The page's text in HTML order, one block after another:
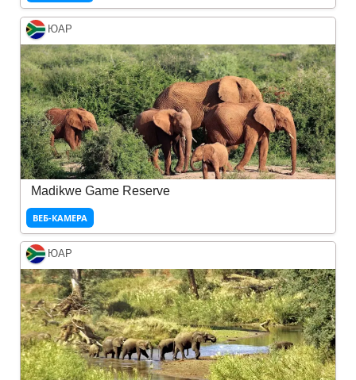
ЮАР
Madikwe Game Reserve
ВЕБ-КАМЕРА
ЮАР